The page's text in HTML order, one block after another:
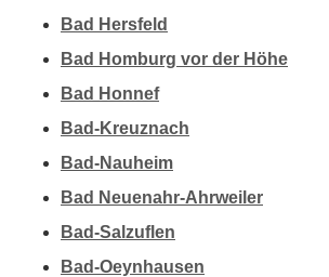
Bad Hersfeld
Bad Homburg vor der Höhe
Bad Honnef
Bad-Kreuznach
Bad-Nauheim
Bad Neuenahr-Ahrweiler
Bad-Salzuflen
Bad-Oeynhausen